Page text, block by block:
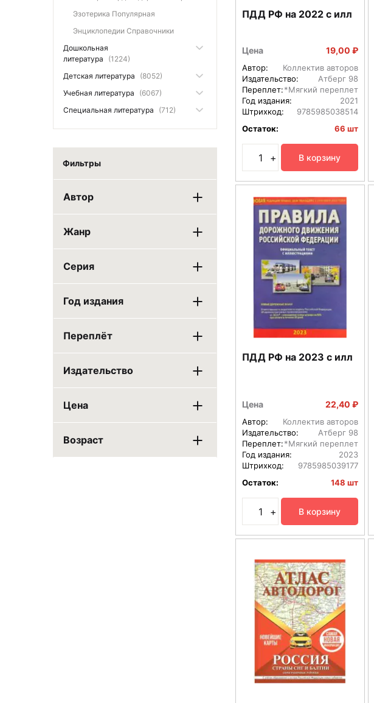
Эзотерика Популярная
Энциклопедии Справочники
Дошкольная
литература
(1224)
Детская литература
(8052)
Учебная литература
(6067)
Специальная литература
(712)
Фильтры
Автор
Жанр
Серия
Год издания
Переплёт
Издательство
Цена
Возраст
ПДД РФ на 2022 с илл
Цена 19,00 ₽
Автор:
Коллектив авторов
Издательство:
Атберг 98
Переплет:*Мягкий переплет
Год издания:
2021
Штрихкод:
9785985038514
Остаток:
66 шт
+ В корзину
ПДД РФ на 2023 с илл
Цена 22,40 ₽
Автор:
Коллектив авторов
Издательство:
Атберг 98
Переплет:*Мягкий переплет
Год издания:
2023
Штрихкод:
9785985039177
Остаток:
148 шт
+ В корзину